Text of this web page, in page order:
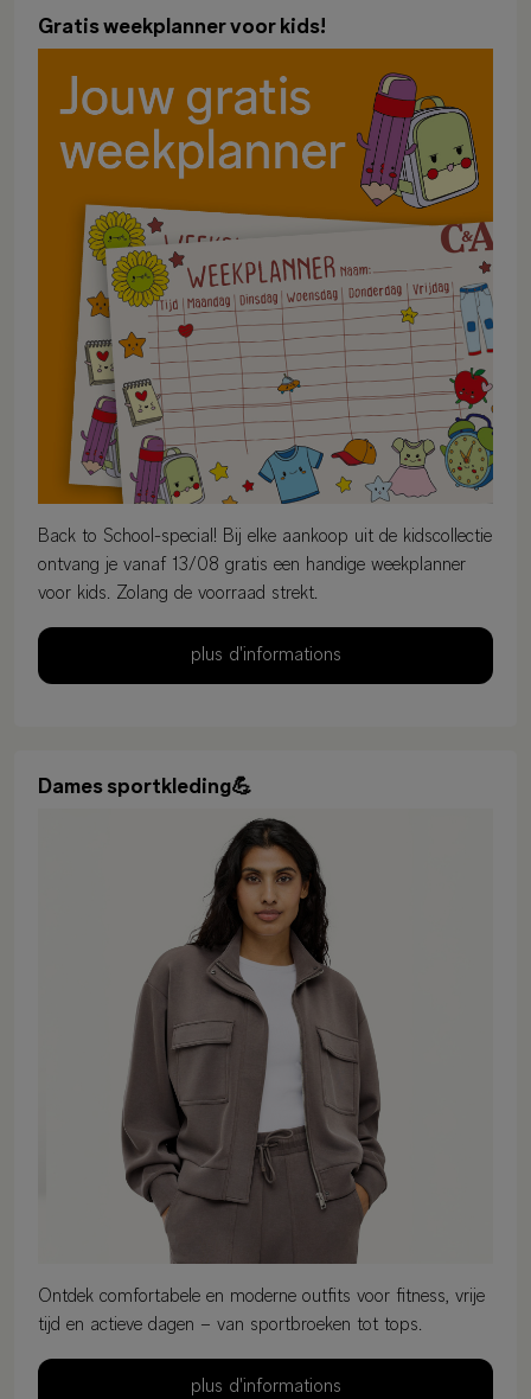
Gratis weekplanner voor kids!
Back to School-special! Bij elke aankoop uit de kidscollectie
ontvang je vanaf 13/08 gratis een handige weekplanner
voor kids. Zolang de voorraad strekt.
plus d'informations
Dames sportkleding💪
Ontdek comfortabele en moderne outfits voor fitness, vrije
tijd en actieve dagen – van sportbroeken tot tops.
plus d'informations